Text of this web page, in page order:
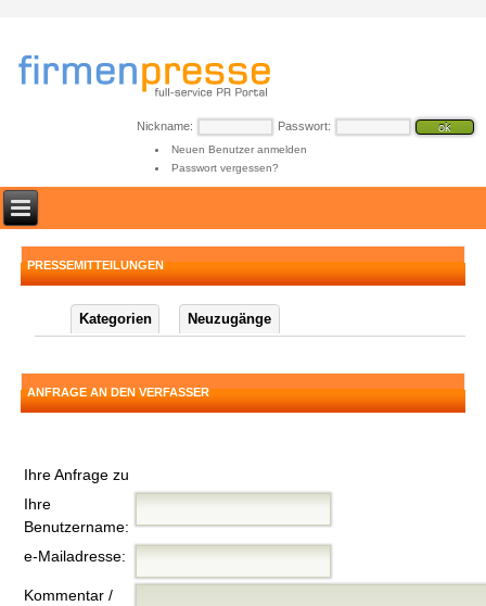
Nickname: Passwort:
Neuen Benutzer anmelden
Passwort vergessen?
PRESSEMITTEILUNGEN
Kategorien Neuzugänge
ANFRAGE AN DEN VERFASSER
Ihre Anfrage zu
Ihre
Benutzername:
e-Mailadresse:
Kommentar /